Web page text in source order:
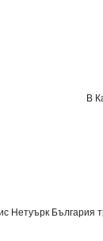
В
Нетуърк България